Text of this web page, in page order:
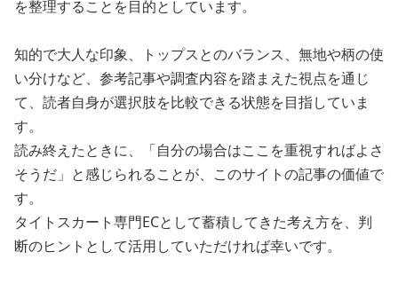
を整理することを目的としています。
知的で大人な印象、トップスとのバランス、無地や柄の使
い分けなど、参考記事や調査内容を踏まえた視点を通じ
て、読者自身が選択肢を比較できる状態を目指していま
す。
読み終えたときに、「自分の場合はここを重視すればよさ
そうだ」と感じられることが、このサイトの記事の価値で
す。
タイトスカート専門ECとして蓄積してきた考え方を、判
断のヒントとして活用していただければ幸いです。